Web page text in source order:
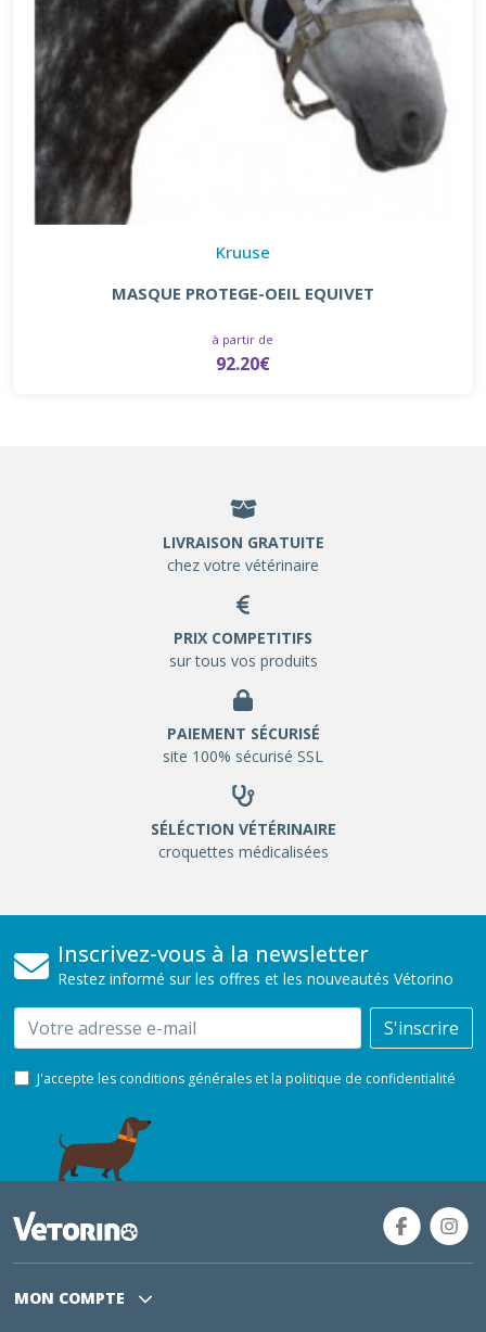
Kruuse
MASQUE PROTEGE-OEIL EQUIVET
à partir de
92.20€
LIVRAISON GRATUITE
chez votre vétérinaire
PRIX COMPETITIFS
sur tous vos produits
PAIEMENT SÉCURISÉ
site 100% sécurisé SSL
SÉLÉCTION VÉTÉRINAIRE
croquettes médicalisées
Inscrivez-vous à la newsletter
Restez informé sur les offres et les nouveautés Vétorino
Email S'inscrire
J'accepte les conditions générales et la politique de confidentialité
MON COMPTE